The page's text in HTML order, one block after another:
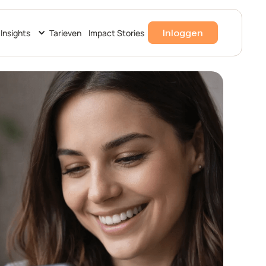
Insights Tarieven Impact Stories Inloggen